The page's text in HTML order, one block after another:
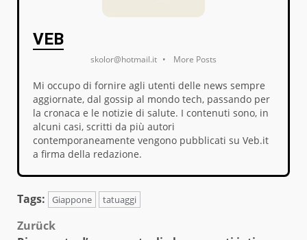
VEB
skolor@hotmail.it • More Posts
Mi occupo di fornire agli utenti delle news sempre
aggiornate, dal gossip al mondo tech, passando per
la cronaca e le notizie di salute. I contenuti sono, in
alcuni casi, scritti da più autori
contemporaneamente vengono pubblicati su Veb.it
a firma della redazione.
Tags: Giappone tatuaggi
Beitragsnavigation
Zurück